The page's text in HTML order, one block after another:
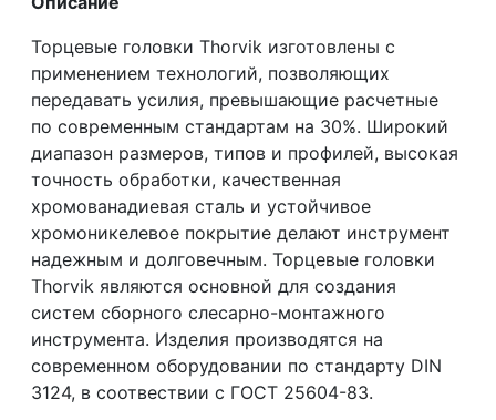
Торцевые головки Thorvik изготовлены с
применением технологий, позволяющих
передавать усилия, превышающие расчетные
по современным стандартам на 30%. Широкий
диапазон размеров, типов и профилей, высокая
точность обработки, качественная
хромованадиевая сталь и устойчивое
хромоникелевое покрытие делают инструмент
надежным и долговечным. Торцевые головки
Thorvik являются основной для создания
систем сборного слесарно-монтажного
инструмента. Изделия производятся на
современном оборудовании по стандарту DIN
3124, в соотвествии с ГОСТ 25604-83.